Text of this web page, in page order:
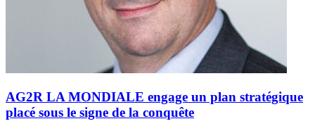
AG2R LA MONDIALE engage un plan stratégique
placé sous le signe de la conquête